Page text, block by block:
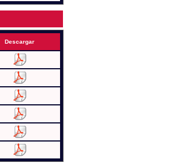
Descargar